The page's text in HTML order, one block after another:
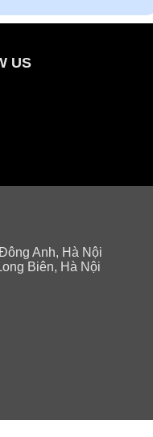
US
Anh, Hà Nội
Biên, Hà Nội